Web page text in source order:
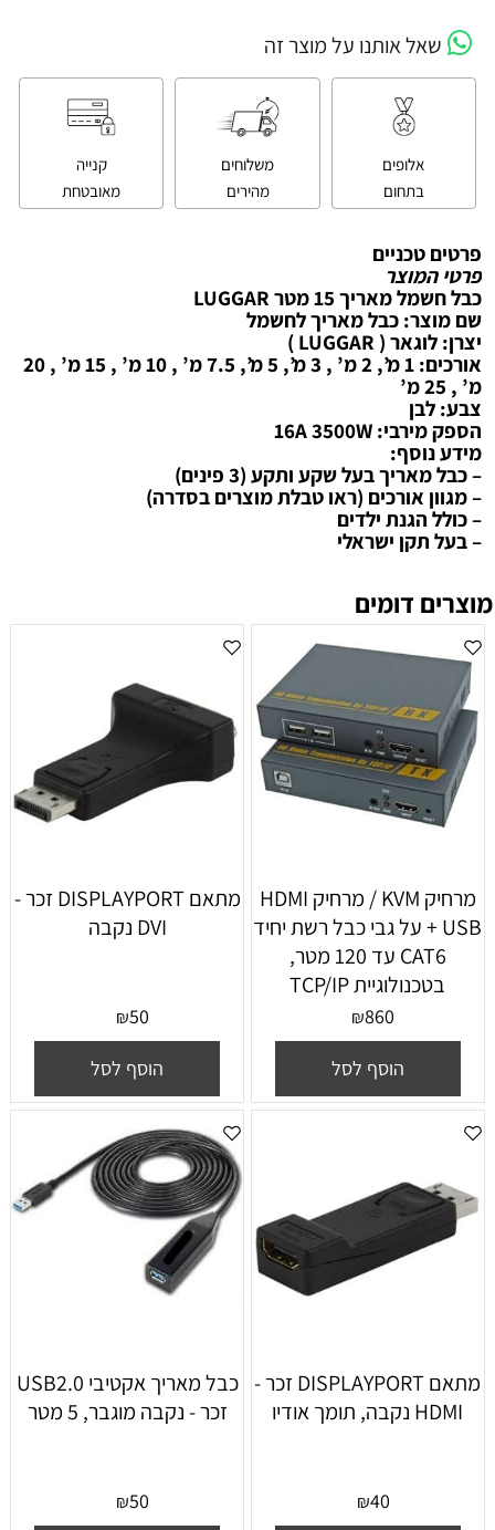
שאל אותנו על מוצר זה
אלופים
בתחום
משלוחים
מהירים
קנייה
מאובטחת
פרטים טכניים
פרטי המוצר
כבל חשמל מאריך 15 מטר LUGGAR
שם מוצר: כבל מאריך לחשמל
יצרן: לוגאר ( LUGGAR )
אורכים: 1 מ’, 2 מ’ , 3 מ’, 5 מ’, 7.5 מ’ , 10 מ’ , 15 מ’ , 20
מ’ , 25 מ’
צבע: לבן
הספק מירבי: 16A 3500W
מידע נוסף:
– כבל מאריך בעל שקע ותקע (3 פינים)
– מגוון אורכים (ראו טבלת מוצרים בסדרה)
– כולל הגנת ילדים
– בעל תקן ישראלי
מוצרים דומים
מרחיק KVM / מרחיק HDMI
+ USB על גבי כבל רשת יחיד
CAT6 עד 120 מטר,
בטכנולוגיית TCP/IP
₪860
הוסף לסל
מתאם DISPLAYPORT זכר -
DVI נקבה
₪50
הוסף לסל
מתאם DISPLAYPORT זכר -
HDMI נקבה, תומך אודיו
₪40
כבל מאריך אקטיבי USB2.0
זכר - נקבה מוגבר, 5 מטר
₪50